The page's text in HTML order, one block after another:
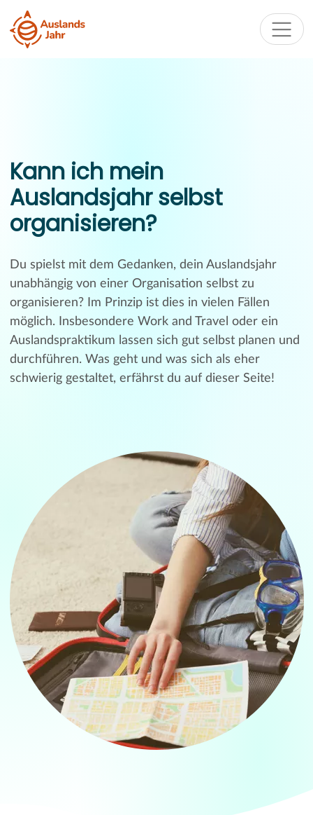
Kann ich mein
Auslandsjahr selbst
organisieren?
Du spielst mit dem Gedanken, dein Auslandsjahr
unabhängig von einer Organisation selbst zu
organisieren? Im Prinzip ist dies in vielen Fällen
möglich. Insbesondere Work and Travel oder ein
Auslandspraktikum lassen sich gut selbst planen und
durchführen. Was geht und was sich als eher
schwierig gestaltet, erfährst du auf dieser Seite!